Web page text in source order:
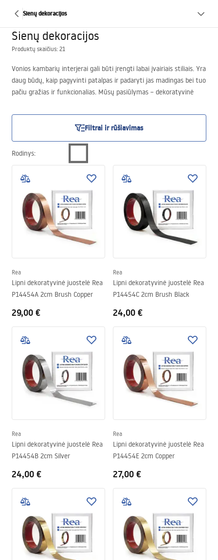
Sienų dekoracijos
Sienų dekoracijos
Produktų skaičius: 21
Vonios kambarių interjerai gali būti įrengti labai įvairiais stiliais. Yra
daug būdų, kaip pagyvinti patalpas ir padaryti jas madingas bei tuo
pačiu gražias ir funkcionalias. Mūsų pasiūlymas – dekoratyvinė
įdomią kolekciją keliomis spalvų versijomis.
Filtrai ir rūšiavimas
Rodinys:
Rea
Lipni dekoratyvinė juostelė Rea
P14454A 2cm Brush Copper
29,00 €
Rea
Lipni dekoratyvinė juostelė Rea
P14454C 2cm Brush Black
24,00 €
Rea
Lipni dekoratyvinė juostelė Rea
P14454B 2cm Silver
24,00 €
Rea
Lipni dekoratyvinė juostelė Rea
P14454E 2cm Copper
27,00 €